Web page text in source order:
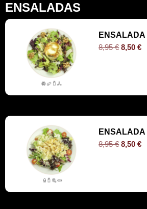
ENSALADAS
ENSALADA
8,95€ 8,50€
ENSALADA
8,95€ 8,50€